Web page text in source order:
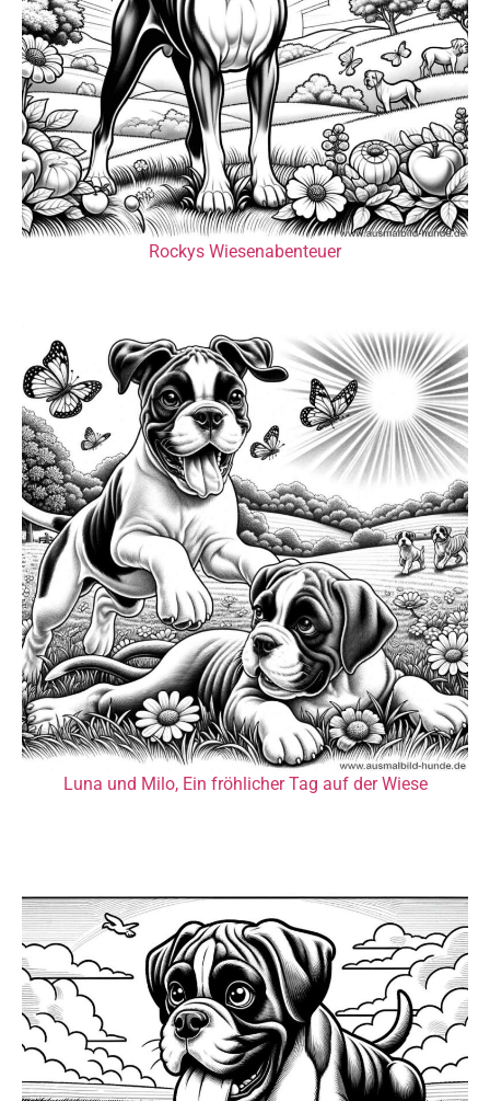
Rockys Wiesenabenteuer
Luna und Milo, Ein fröhlicher Tag auf der Wiese